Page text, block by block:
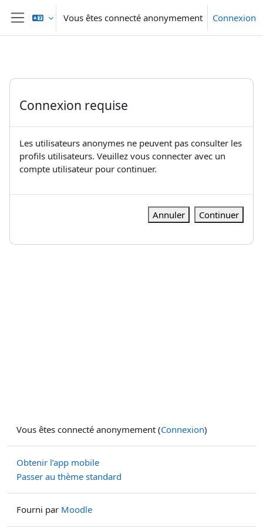
Passer au contenu principal
Panneau latéral
Vous êtes connecté anonymement Connexion
Connexion requise
Les utilisateurs anonymes ne peuvent pas consulter les
profils utilisateurs. Veuillez vous connecter avec un
compte utilisateur pour continuer.
Annuler Continuer
Vous êtes connecté anonymement (Connexion)
Obtenir l’app mobile
Passer au thème standard
Fourni par Moodle